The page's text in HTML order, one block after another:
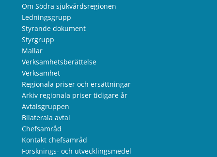
Om Södra sjukvårdsregionen
Ledningsgrupp
Styrande dokument
Styrgrupp
Mallar
Verksamhetsberättelse
Verksamhet
Regionala priser och ersättningar
Arkiv regionala priser tidigare år
Avtalsgruppen
Bilaterala avtal
Chefsamråd
Kontakt chefsamråd
Forsknings- och utvecklingsmedel